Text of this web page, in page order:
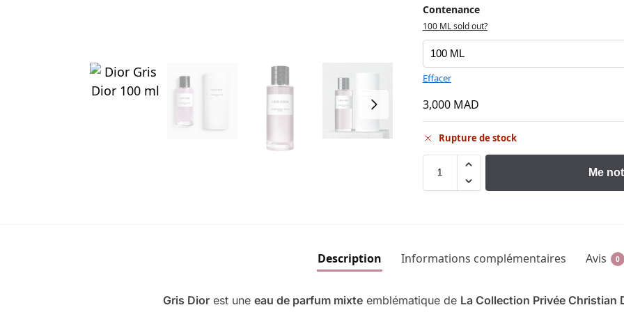
Contenance
100 ML sold out?
Effacer
3,000 MAD
Rupture de stock
Me
Description Informations complémentaires Avis 0
Gris Diorest une eau de parfum mixteemblématique de La Collection Privée Christian